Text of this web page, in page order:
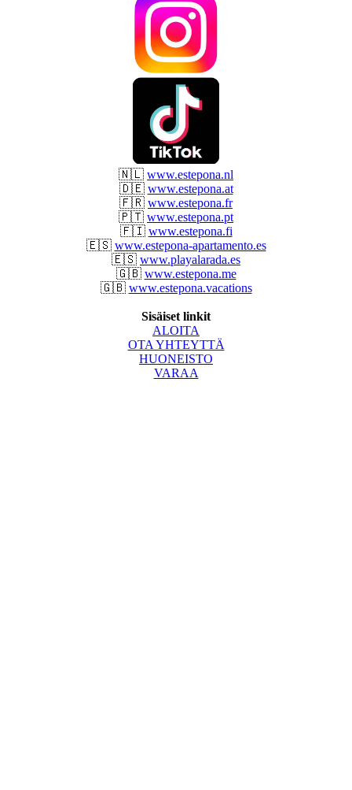
🇳🇱 www.estepona.nl
🇩🇪 www.estepona.at
🇫🇷 www.estepona.fr
🇵🇹 www.estepona.pt
🇫🇮 www.estepona.fi
🇪🇸 www.estepona-apartamento.es
🇪🇸 www.playalarada.es
🇬🇧 www.estepona.me
🇬🇧 www.estepona.vacations
Sisäiset linkit
ALOITA
OTA YHTEYTTÄ
HUONEISTO
VARAA